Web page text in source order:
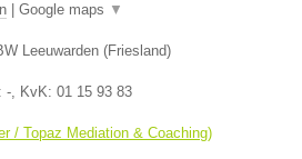
Google maps ▼
Leeuwarden (Friesland)
-, KvK: 01 15 93 83
/ Topaz Mediation & Coaching)